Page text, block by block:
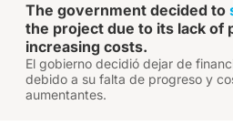
The government decided to
the project due to its lack of
increasing costs.
El gobierno decidió dejar de
debido a su falta de progreso y
aumentantes.